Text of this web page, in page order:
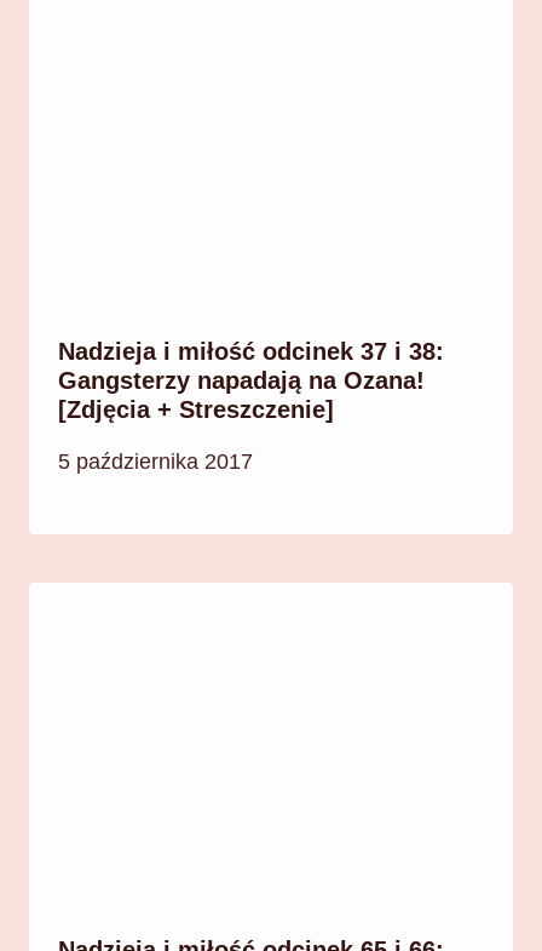
Nadzieja i miłość odcinek 37 i 38:
Gangsterzy napadają na Ozana!
[Zdjęcia + Streszczenie]
5 października 2017